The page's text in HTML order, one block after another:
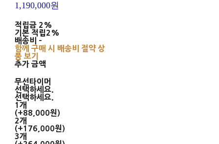
1,190,000원
적립금 2%
기본 적립2%
배송비 -
함께 구매 시 배송비 절약 상
품 보기
추가 금액
무선타이머
선택하세요.
선택하세요.
1개
(+88,000원)
2개
(+176,000원)
3개